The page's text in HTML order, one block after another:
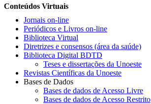
Conteúdos Virtuais
Jornais on-line
Periódicos e Livros on-line
Biblioteca Virtual
Diretrizes e consensos (área da saúde)
Biblioteca Digital BDTD
Teses e dissertações da Unoeste
Revistas Científicas da Unoeste
Bases de Dados
Bases de dados de Acesso Livre
Bases de dados de Acesso Restrito